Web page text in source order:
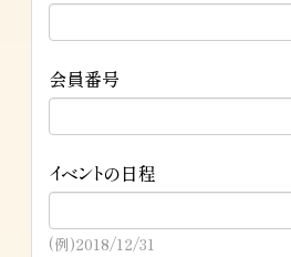
会員番号
イベントの日程
(例)2018/12/31